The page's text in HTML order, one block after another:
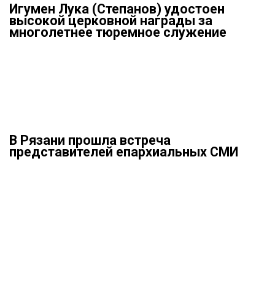
Игумен Лука (Степанов) удостоен
высокой церковной награды за
многолетнее тюремное служение
В Рязани прошла встреча
представителей епархиальных СМИ